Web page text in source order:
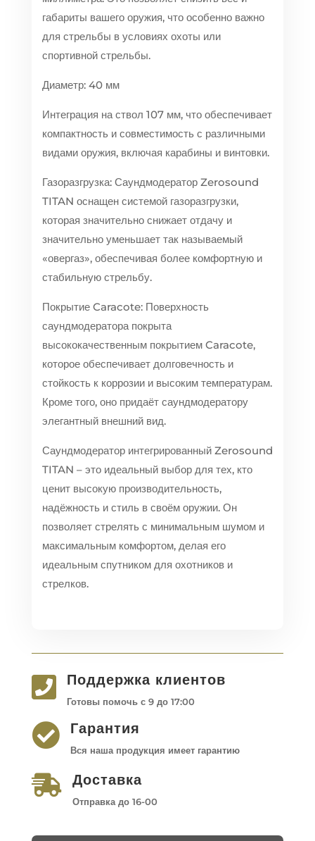
габариты вашего оружия, что особенно важно
для стрельбы в условиях охоты или
спортивной стрельбы.
Диаметр: 40 мм
Интеграция на ствол 107 мм, что обеспечивает
компактность и совместимость с различными
видами оружия, включая карабины и винтовки.
Газоразгрузка: Саундмодератор Zerosound
TITAN оснащен системой газоразгрузки,
которая значительно снижает отдачу и
значительно уменьшает так называемый
«овергаз», обеспечивая более комфортную и
стабильную стрельбу.
Покрытие Caracote: Поверхность
саундмодератора покрыта
высококачественным покрытием Caracote,
которое обеспечивает долговечность и
стойкость к коррозии и высоким температурам.
Кроме того, оно придаёт саундмодератору
элегантный внешний вид.
Саундмодератор интегрированный Zerosound
TITAN – это идеальный выбор для тех, кто
ценит высокую производительность,
надёжность и стиль в своём оружии. Он
позволяет стрелять с минимальным шумом и
максимальным комфортом, делая его
идеальным спутником для охотников и
стрелков.
 Поддержка клиентов
Готовы помочь с 9 до 17:00
 Гарантия
Вся наша продукция имеет гарантию
 Доставка
Отправка до 16-00